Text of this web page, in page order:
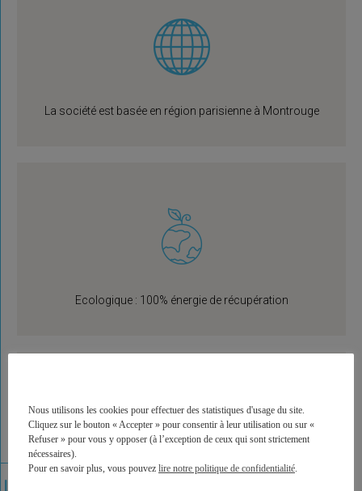
La société est basée en région parisienne à Montrouge
Ecologique : 100% énergie de récupération
Nous utilisons les cookies pour effectuer des statistiques d'usage du site.
Cliquez sur le bouton « Accepter » pour consentir à leur utilisation ou sur «
Refuser » pour vous y opposer (à l’exception de ceux qui sont strictement
nécessaires).
Pour en savoir plus, vous pouvez lire notre politique de confidentialité